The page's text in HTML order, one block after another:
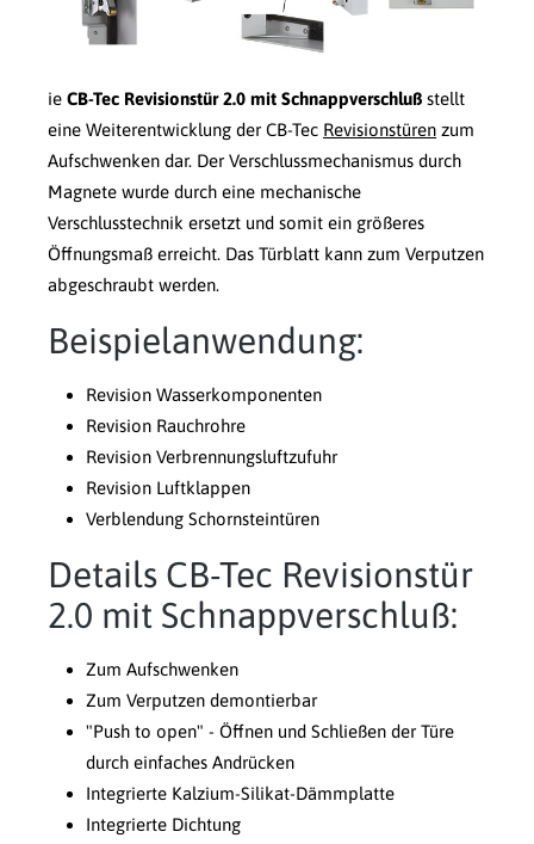
ie CB-Tec Revisionstür 2.0 mit Schnappverschluß stellt
eine Weiterentwicklung der CB-Tec Revisionstüren zum
Aufschwenken dar. Der Verschlussmechanismus durch
Magnete wurde durch eine mechanische
Verschlusstechnik ersetzt und somit ein größeres
Öffnungsmaß erreicht. Das Türblatt kann zum Verputzen
abgeschraubt werden.
Beispielanwendung:
Revision Wasserkomponenten
Revision Rauchrohre
Revision Verbrennungsluftzufuhr
Revision Luftklappen
Verblendung Schornsteintüren
Details CB-Tec Revisionstür
2.0 mit Schnappverschluß:
Zum Aufschwenken
Zum Verputzen demontierbar
"Push to open" - Öffnen und Schließen der Türe
durch einfaches Andrücken
Integrierte Kalzium-Silikat-Dämmplatte
Integrierte Dichtung